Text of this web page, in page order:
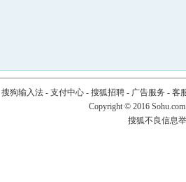
搜狗输入法- 支付中心- 搜狐招聘- 广告服务 - 客
Copyright © 2016
搜狐不良信息